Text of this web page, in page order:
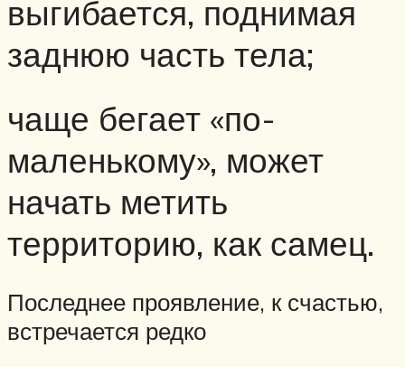
выгибается, поднимая
заднюю часть тела;
чаще бегает «по-
маленькому», может
начать метить
территорию, как самец.
Последнее проявление, к счастью,
встречается редко